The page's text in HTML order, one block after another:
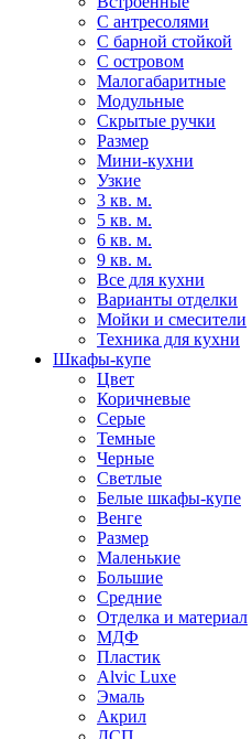
С антресолями
С барной стойкой
С островом
Малогабаритные
Модульные
Скрытые ручки
Размер
Мини-кухни
Узкие
3 кв. м.
5 кв. м.
6 кв. м.
9 кв. м.
Все для кухни
Варианты отделки
Мойки и смесители
Техника для кухни
Шкафы-купе
Цвет
Коричневые
Серые
Темные
Черные
Светлые
Белые шкафы-купе
Венге
Размер
Маленькие
Большие
Средние
Отделка и материал
МДФ
Пластик
Alvic Luxe
Эмаль
Акрил